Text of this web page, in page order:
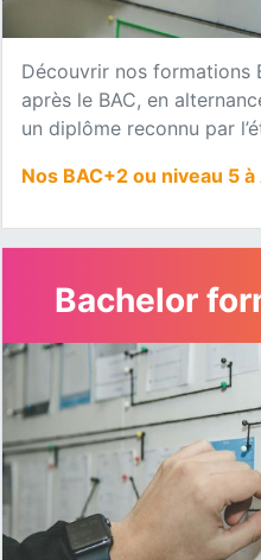
Découvrir nos formations
après le BAC, en
un diplôme reconnu par
Nos BAC+2 ou niveau 5 à
Bachelor